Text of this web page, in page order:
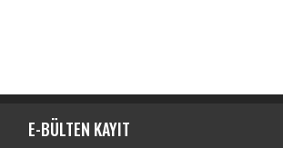
E-BÜLTEN KAYIT